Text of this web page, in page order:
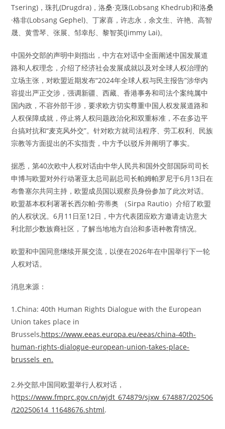
Tsering)，珠扎(Drugdra)，洛桑·克珠(Lobsang Khedrub)和洛桑
·格非(Lobsang Gephel)、丁家喜，许志永，余文生、许艳、高智
晟、黄雪琴、张展、邹幸彤、黎智英(Jimmy Lai)。
中国外交部的声明中则指出，中方在对话中全面阐述中国发展道
路和人权理念，介绍了经济社会发展成就以及对全球人权治理的
立场主张，对欧盟近期发布“2024年全球人权与民主报告”涉华内
容提出严正交涉，强调新疆、西藏、香港事务和司法个案纯属中
国内政，不容外部干涉，要求欧方切实尊重中国人权发展道路和
人权保障成就，停止将人权问题政治化和双重标准，不在多边平
台搞对抗和“麦克风外交”。针对欧方就司法程序、劳工权利、民族
宗教等方面提出的不实指责，中方予以驳斥并阐明了事实。
据悉，第40次欧中人权对话由中华人民共和国外交部国际司司长
申博与欧盟对外行动署亚太总司副总司长帕姆帕罗尼于6月13日在
布鲁塞尔共同主持，欧盟成员国以观察员身份参加了此次对话。
欧盟基本权利署署长西尔帕·劳蒂奥 （Sirpa Rautio）介绍了欧盟
的人权状况。6月11日至12日，中方代表团应欧方邀请走访意大
利北部少数族裔社区，了解当地地方自治和多语种教育情况。
欧盟和中国同意继续开展交流，以便在2026年在中国举行下一轮
人权对话。
消息来源：
1.China: 40th Human Rights Dialogue with the European
Union takes place in
Brussels,https://www.eeas.europa.eu/eeas/china-40th-
human-rights-dialogue-european-union-takes-place-
brussels_en.
2.外交部,中国同欧盟举行人权对话，
https://www.fmprc.gov.cn/wjdt_674879/sjxw_674887/202506
/t20250614_11648676.shtml.